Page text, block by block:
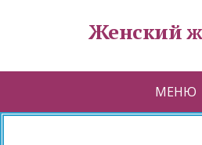
Женский
МЕНЮ